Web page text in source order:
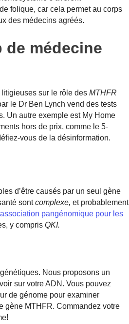
folique, car cela permet au corps
des médecins agréés.
de médecine
sur le rôle des MTHFR
le Dr Ben Lynch vend des tests
Un autre exemple est My Home
hors de prix, comme le 5-
vous de la désinformation.
d’être causés par un seul gène
sontcomplexe, et probablement
pangénomique pour les
y compris QKI.
Nous proposons un
sur votre ADN. Vous pouvez
de génome pour examiner
gène MTHFR. Commandez votre